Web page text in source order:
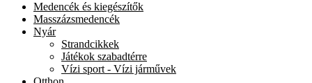
Medencék és kiegészítők
Masszázsmedencék
Nyár
Strandcikkek
Játékok szabadtérre
Vízi sport - Vízi járművek